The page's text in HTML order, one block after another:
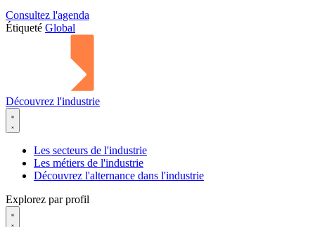
Consultez l'agenda
Étiqueté Global
Découvrez l'industrie
Les secteurs de l'industrie
Les métiers de l'industrie
Découvrez l'alternance dans l'industrie
Explorez par profil